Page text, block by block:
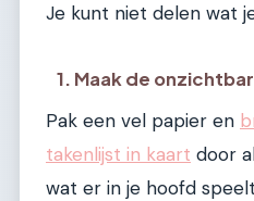
Je kunt niet delen wat
1. Maak de
Pak een vel papier en
takenlijst in kaart door
wat er in je hoofd